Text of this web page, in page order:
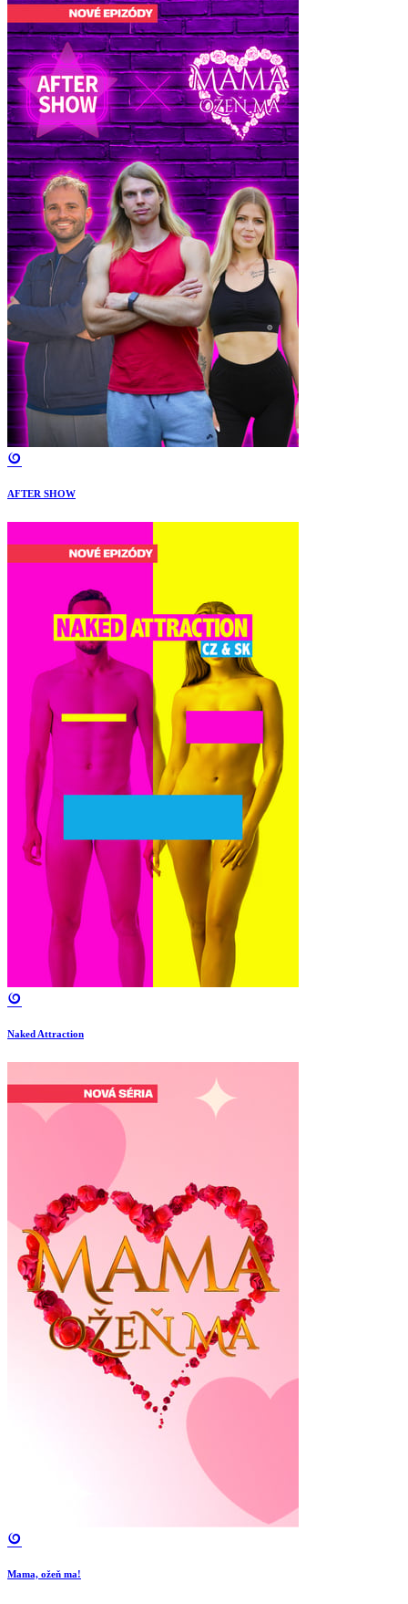
AFTER SHOW
Naked Attraction
Mama, ožeň ma!